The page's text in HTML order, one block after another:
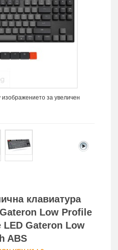
за увеличен
клавиатура
Low Profile
Gateron Low
ABS